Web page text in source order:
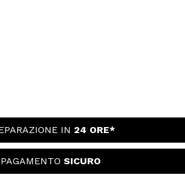
IN 24 ORE*
PAGAMENTO SICURO